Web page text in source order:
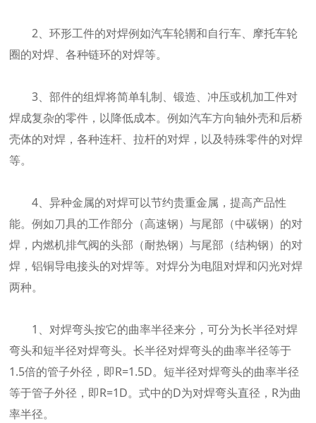
2、环形工件的对焊例如汽车轮辋和自行车、摩托车轮
圈的对焊、各种链环的对焊等。
3、部件的组焊将简单轧制、锻造、冲压或机加工件对
焊成复杂的零件，以降低成本。例如汽车方向轴外壳和后桥
壳体的对焊，各种连杆、拉杆的对焊，以及特殊零件的对焊
等。
4、异种金属的对焊可以节约贵重金属，提高产品性
能。例如刀具的工作部分（高速钢）与尾部（中碳钢）的对
焊，内燃机排气阀的头部（耐热钢）与尾部（结构钢）的对
焊，铝铜导电接头的对焊等。对焊分为电阻对焊和闪光对焊
两种。
1、对焊弯头按它的曲率半径来分，可分为长半径对焊
弯头和短半径对焊弯头。长半径对焊弯头的曲率半径等于
1.5倍的管子外径，即R=1.5D。短半径对焊弯头的曲率半径
等于管子外径，即R=1D。式中的D为对焊弯头直径，R为曲
率半径。